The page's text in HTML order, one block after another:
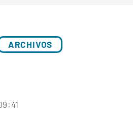
ARCHIVOS